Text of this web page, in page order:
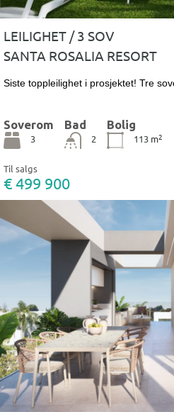
LEILIGHET / 3 SOV
SANTA ROSALIA RESORT
Siste toppleilighet i prosjektet! Tre
Soverom
3
Bad
2
Bolig
113 m2
Til salgs
€ 499 900